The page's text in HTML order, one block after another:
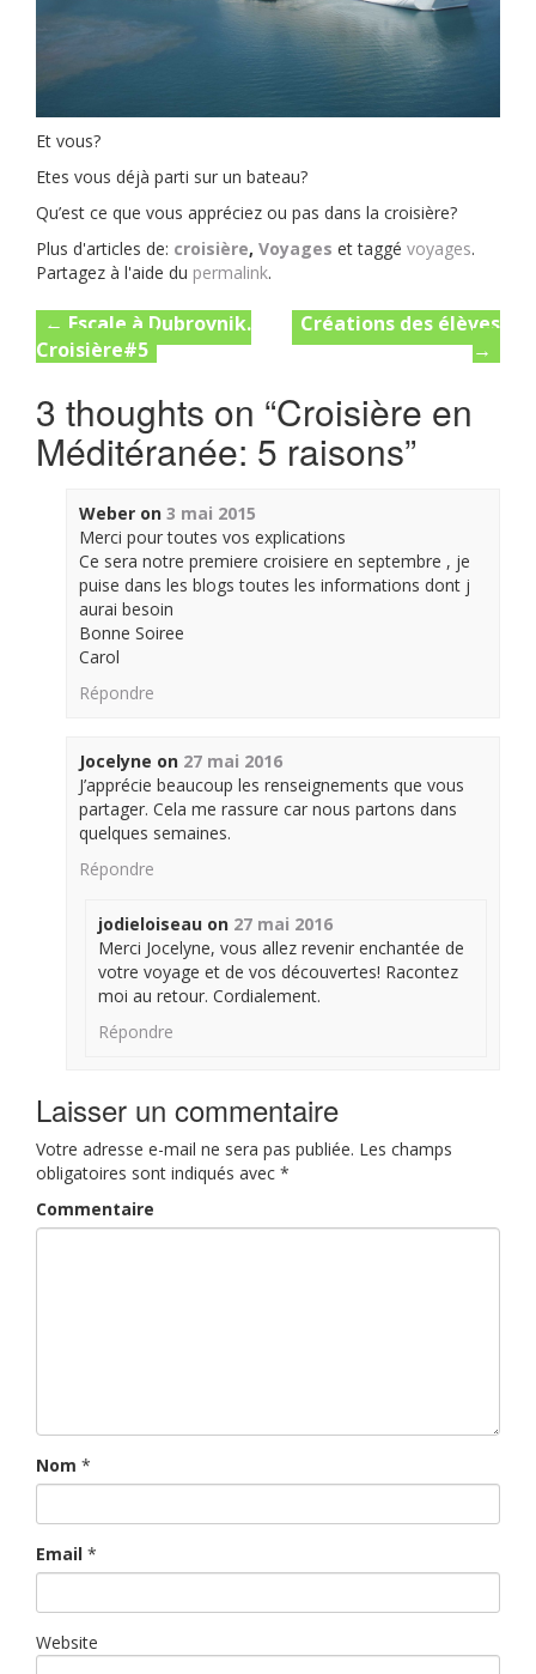
Et vous?
Etes vous déjà parti sur un bateau?
Qu’est ce que vous appréciez ou pas dans la croisière?
Plus d'articles de: croisière, Voyages et taggé voyages.
Partagez à l'aide du permalink.
Post
navigation
← Escale à Dubrovnik.
Croisière#5
Créations des élèves
→
3 thoughts on “Croisière en
Méditéranée: 5 raisons”
Weberon 3 mai 2015
Merci pour toutes vos explications
Ce sera notre premiere croisiere en septembre , je
puise dans les blogs toutes les informations dont j
aurai besoin
Bonne Soiree
Carol
Répondre
Jocelyne on 27 mai 2016
J’apprécie beaucoup les renseignements que vous
partager. Cela me rassure car nous partons dans
quelques semaines.
Répondre
jodieloiseauon 27 mai 2016
Merci Jocelyne, vous allez revenir enchantée de
votre voyage et de vos découvertes! Racontez
moi au retour. Cordialement.
Répondre
Laisser un commentaire
Votre adresse e-mail ne sera pas publiée. Les champs
obligatoires sont indiqués avec *
Commentaire
Nom *
Email *
Website